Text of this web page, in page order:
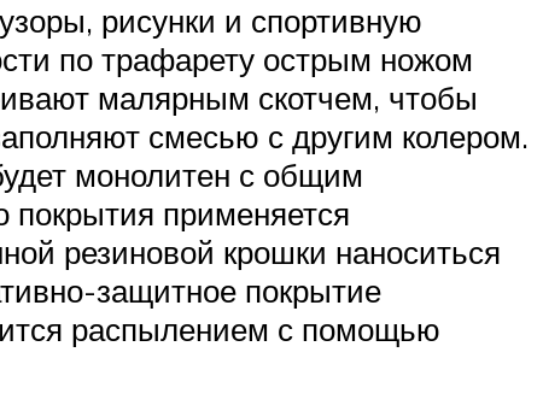
рисунки и спортивную
по трафарету острым ножом
малярным скотчем, чтобы
смесью с другим колером.
монолитен с общим
покрытия применяется
резиновой крошки наноситься
защитное покрытие
распылением с помощью